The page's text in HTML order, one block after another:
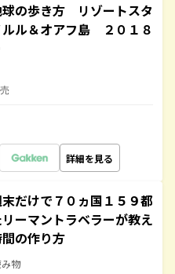
の歩き方 リゾートスタ
ル＆オアフ島 ２０１８
詳細を見る
だけで７０ヵ国１５９都
ーマントラベラーが教え
の作り方
物